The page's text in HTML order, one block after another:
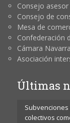
Consejo
Consejo de
Mesa de
Confederación
Cámara
Asociación
Últimas
colectivos